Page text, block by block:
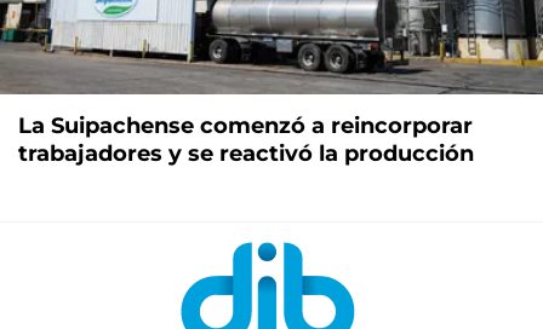
La Suipachense comenzó a reincorporar
trabajadores y se reactivó la producción